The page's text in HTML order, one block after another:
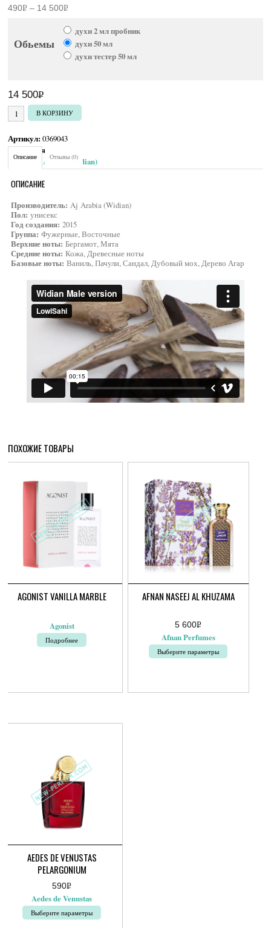
490Р – 14 500Р
14Обьемы
духи 2 мл пробник
духи 50 мл
духи тестер 50 мл
14 500Р
УБ.
Количество товара Aj Arabia (Widian) Black Collection III
В КОРЗИНУ
Артикул:0369043
Категория:
Brand:Aj Arabia (Widian)
Описание Отзывы (0)
ОПИСАНИЕ
Производитель: Aj Arabia (Widian)
Пол: унисекс
Год создания: 2015
Группа: Фужерные, Восточные
Верхние ноты: Бергамот, Мята
Средние ноты: Кожа, Древесные ноты
Базовые ноты:Ваниль, Пачули, Сандал, Дубовый мох, Дерево Агар
ПОХОЖИЕ ТОВАРЫ
AGONIST VANILLA MARBLE
Agonist
Подробнее
AFNAN NASEEJ AL KHUZAMA
5 600Р
УБ.
Afnan Perfumes
Выберите параметры
имеет
AEDES DE VENUSTAS
PELARGONIUM
590Р
УБ.
Aedes de Venustas
Выберите параметры